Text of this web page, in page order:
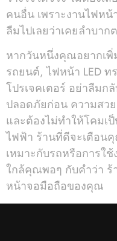
คนอื่น เพราะงานไฟห
ลืมไปเลยว่าเคยลำบา
หากวันหนึ่งคุณอยากเพิ่
รถยนต์, ไฟหน้า LED
โปรเจคเตอร์ อย่าลืมก
ปลอดภัยก่อน ความสว
และต้องไม่ทำให้โคมเ
ไฟฟ้า ร้านที่ดีจะเตือน
เหมาะกับรถหรือการใ
ใกล้คุณพอๆ กับคำว่า
หน้าจอมือถือของคุณ